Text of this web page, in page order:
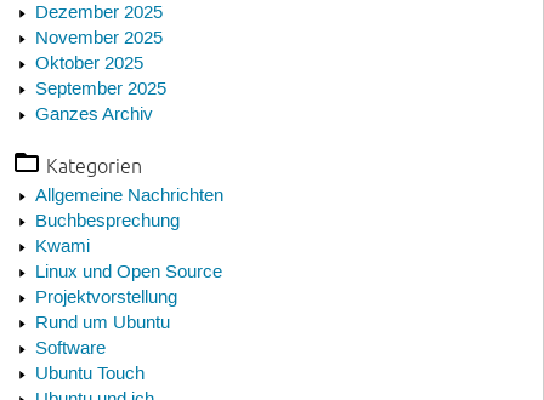
Dezember 2025
November 2025
Oktober 2025
September 2025
Ganzes Archiv
Kategorien
Allgemeine Nachrichten
Buchbesprechung
Kwami
Linux und Open Source
Projektvorstellung
Rund um Ubuntu
Software
Ubuntu Touch